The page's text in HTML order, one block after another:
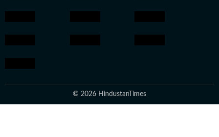
© 2026 HindustanTimes